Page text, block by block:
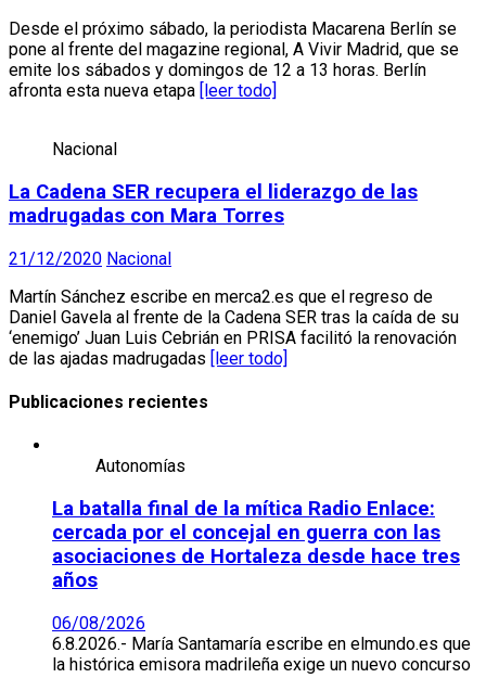
Desde el próximo sábado, la periodista Macarena Berlín se
pone al frente del magazine regional, A Vivir Madrid, que se
emite los sábados y domingos de 12 a 13 horas. Berlín
afronta esta nueva etapa [leer todo]
Nacional
La Cadena SER recupera el liderazgo de las
madrugadas con Mara Torres
21/12/2020 Nacional
Martín Sánchez escribe en merca2.es que el regreso de
Daniel Gavela al frente de la Cadena SER tras la caída de su
‘enemigo’ Juan Luis Cebrián en PRISA facilitó la renovación
de las ajadas madrugadas [leer todo]
Publicaciones recientes
Autonomías
La batalla final de la mítica Radio Enlace:
cercada por el concejal en guerra con las
asociaciones de Hortaleza desde hace tres
años
06/08/2026
6.8.2026.- María Santamaría escribe en elmundo.es que
la histórica emisora madrileña exige un nuevo concurso